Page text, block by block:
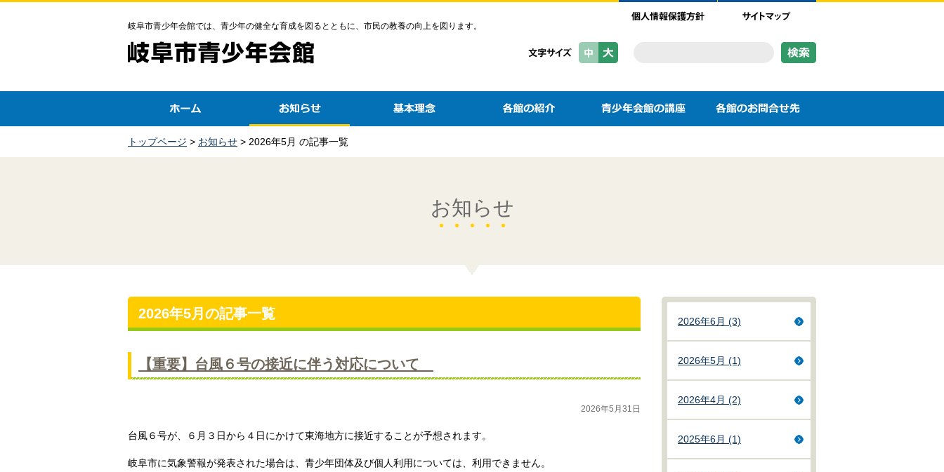
岐阜市青少年会館では、青少年の健全な育成を図るとともに、市民の教養の向上を図ります。
トップページ > お知らせ > 2026年5月 の記事一覧
お知らせ
2026年5月の記事一覧
【重要】台風６号の接近に伴う対応について
2026年5月31日
台風６号が、６月３日から４日にかけて東海地方に接近することが予想されます。
岐阜市に気象警報が発表された場合は、 青少年団体及び個人利用については、利用できません。
2026年6月 (3)
2026年5月 (1)
2026年4月 (2)
2025年6月 (1)